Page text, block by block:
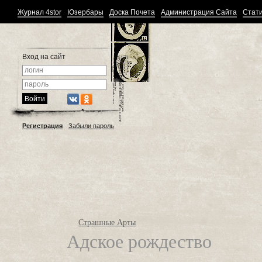
Журнал 4stor Юзербары Доска Почета Администрация Сайта
Вход на сайт
Регистрация Забыли пароль
Страшные Арты
Адское рождество